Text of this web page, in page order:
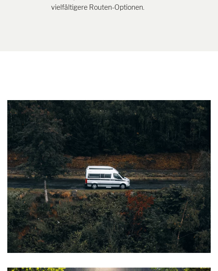
vielfältigere Routen-Optionen.